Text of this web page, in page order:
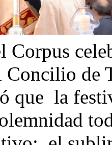
Concilio de
que la